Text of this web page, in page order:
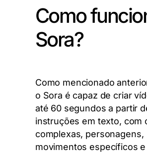
Como
Sora?
Como mencionado
o Sora é capaz de criar
até 60 segundos a partir
instruções em texto, com
complexas, personagens,
movimentos específicos